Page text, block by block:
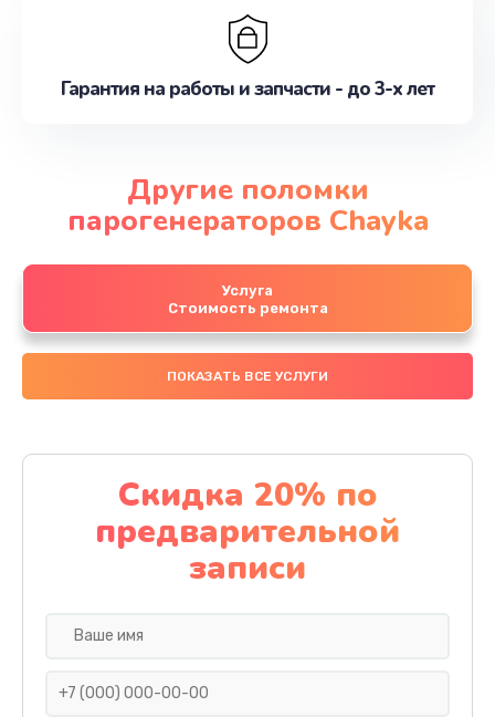
Гарантия на работы и запчасти - до 3-х лет
Другие поломки
парогенераторов Chayka
Услуга
Стоимость ремонта
ПОКАЗАТЬ ВСЕ УСЛУГИ
Скидка 20% по
предварительной
записи